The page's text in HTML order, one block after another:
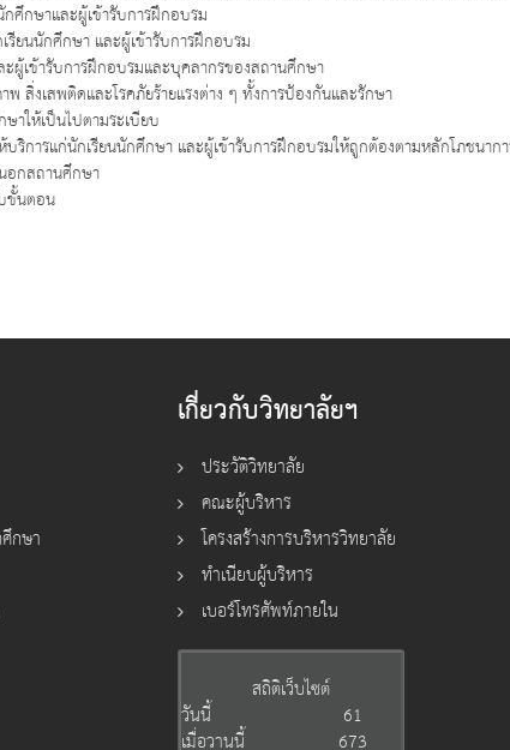
ศึกษาและผู้เข้ารับการฝึกอบรม
ยนนักศึกษา และผู้เข้ารับการฝึกอบรม
ผู้เข้ารับการฝึกอบรมและบุคลากรของสถานศึกษา
สิ่งเสพติดและโรคภัยร้ายแรงต่าง ๆ ทั้งการป้องกันและรักษา
าให้เป็นไปตามระเบียบ
ริการแก่นักเรียนนักศึกษา และผู้เข้ารับการฝึกอบรมให้ถูกต้องตามหลักโภชนาก
อกสถานศึกษา
ขั้นตอน
กษา
เกี่ยวกับวิทยาลัยฯ
ประวัติวิทยาลัย
คณะผู้บริหาร
โครงสร้างการบริหารวิทยาลัย
ทำเนียบผู้บริหาร
เบอร์โทรศัพท์ภายใน
สถิติเว็บไซต์
วันนี้
61
เมื่อวานนี้
673